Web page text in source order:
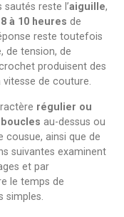
sautés reste l’aiguille,
8 à 10 heures de
reste toutefois
de tension, de
produisent des
de couture.
régulier ou
boucles au-dessus ou
cousue, ainsi que de
suivantes examinent
et par
le temps de
simples.